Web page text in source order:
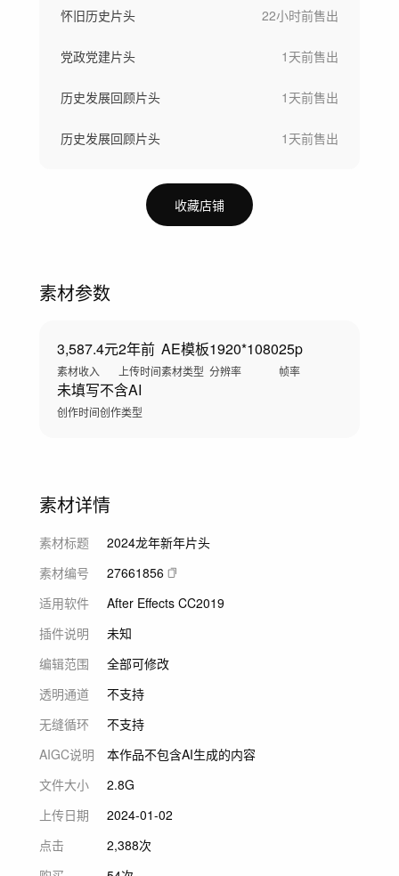
怀旧历史片头 22小时前售出
党政党建片头 1天前售出
历史发展回顾片头 1天前售出
历史发展回顾片头 1天前售出
收藏店铺
素材参数
3,587.4元
素材收入
2年前
上传时间
AE模板
素材类型
1920*1080
分辨率
25p
帧率
未填写
创作时间
不含AI
创作类型
素材详情
素材标题
2024龙年新年片头
素材编号
27661856
适用软件
After Effects CC2019
插件说明
未知
编辑范围
全部可修改
透明通道
不支持
无缝循环
不支持
AIGC说明
本作品不包含AI生成的内容
文件大小
2.8G
上传日期
2024-01-02
点击
2,388次